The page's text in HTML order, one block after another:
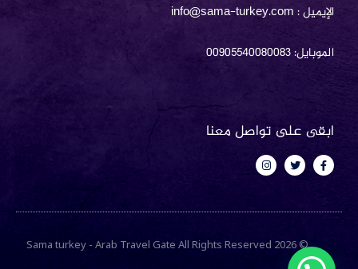
الإيميل : info@sama-turkey.com
الموبايل: 00905540080083
ابقى على تواصل معنا
F
a
c
o
f
T
w
i
e
I
n
s
g
m © 2026 Sama turkey - Arab Travel Gate All Rights Reserved